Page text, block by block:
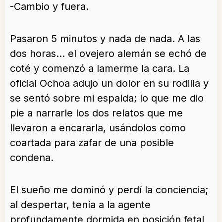
-Cambio y fuera.
Pasaron 5 minutos y nada de nada. A las
dos horas… el ovejero alemán se echó de
coté y comenzó a lamerme la cara. La
oficial Ochoa adujo un dolor en su rodilla y
se sentó sobre mi espalda; lo que me dio
pie a narrarle los dos relatos que me
llevaron a encararla, usándolos como
coartada para zafar de una posible
condena.
El sueño me dominó y perdí la conciencia;
al despertar, tenía a la agente
profundamente dormida en posición fetal